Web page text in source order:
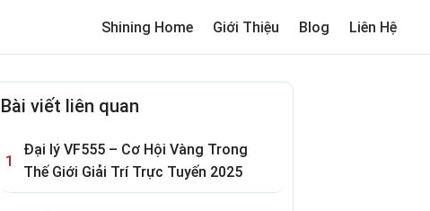
Shining Home Giới Thiệu Blog Liên Hệ
MemeReview trường cho bé
Bài viết liên quan
Đại lý VF555 – Cơ Hội Vàng Trong
Thế Giới Giải Trí Trực Tuyến 2025